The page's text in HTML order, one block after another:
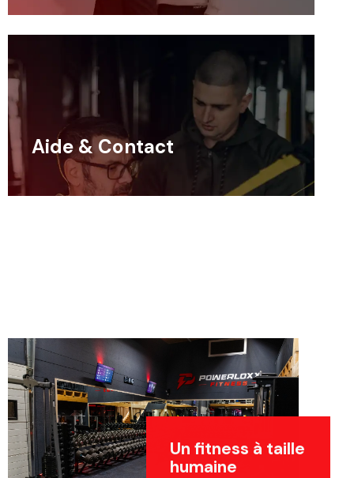
Aide & Contact
Un fitness à taille
humaine